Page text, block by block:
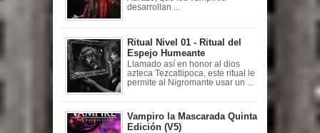
desarrollan ...
Ritual Nivel 01 - Ritual del
Espejo Humeante
Llamado así en honor al dios
azteca Tezcatlipoca, este ritual le
permite al Nigromante usar un ...
Vampiro la Mascarada Quinta
Edición (V5)